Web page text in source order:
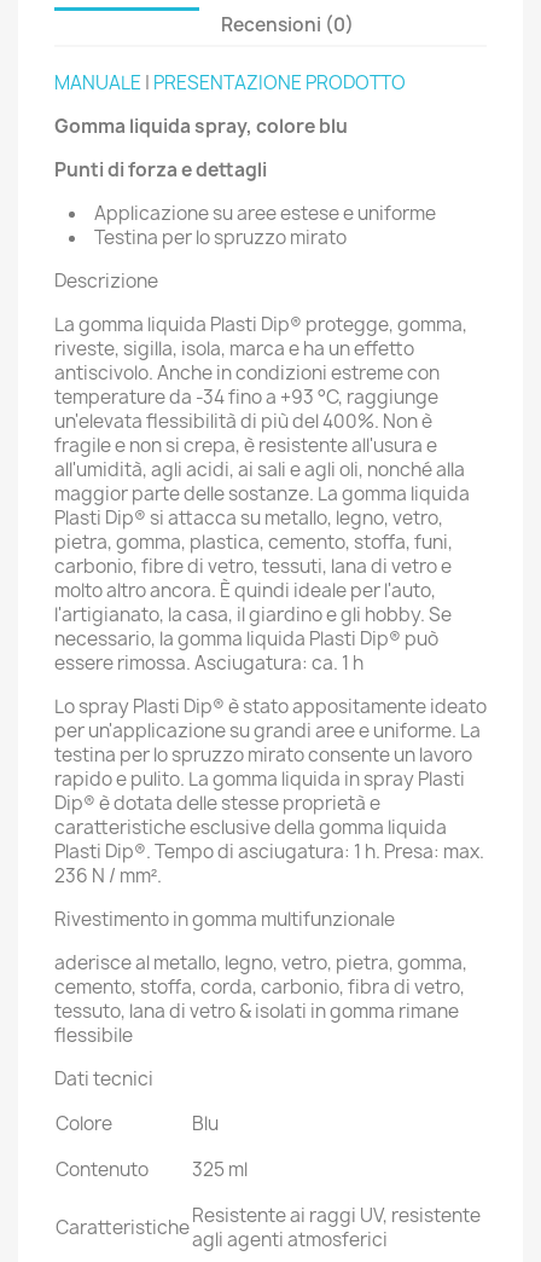
Recensioni (0)
MANUALE| PRESENTAZIONE PRODOTTO
Gomma liquida spray, colore blu
Punti di forza e dettagli
Applicazione su aree estese e uniforme
Testina per lo spruzzo mirato
Descrizione
La gomma liquida Plasti Dip® protegge, gomma,
riveste, sigilla, isola, marca e ha un effetto
antiscivolo. Anche in condizioni estreme con
temperature da -34 fino a +93 °C, raggiunge
un'elevata flessibilità di più del 400%. Non è
fragile e non si crepa, è resistente all'usura e
all'umidità, agli acidi, ai sali e agli oli, nonché alla
maggior parte delle sostanze. La gomma liquida
Plasti Dip® si attacca su metallo, legno, vetro,
pietra, gomma, plastica, cemento, stoffa, funi,
carbonio, fibre di vetro, tessuti, lana di vetro e
molto altro ancora. È quindi ideale per l'auto,
l'artigianato, la casa, il giardino e gli hobby. Se
necessario, la gomma liquida Plasti Dip® può
essere rimossa. Asciugatura: ca. 1 h
Lo spray Plasti Dip® è stato appositamente ideato
per un'applicazione su grandi aree e uniforme. La
testina per lo spruzzo mirato consente un lavoro
rapido e pulito. La gomma liquida in spray Plasti
Dip® è dotata delle stesse proprietà e
caratteristiche esclusive della gomma liquida
Plasti Dip®. Tempo di asciugatura: 1 h. Presa: max.
236 N / mm².
Rivestimento in gomma multifunzionale
aderisce al metallo, legno, vetro, pietra, gomma,
cemento, stoffa, corda, carbonio, fibra di vetro,
tessuto, lana di vetro & isolati in gomma rimane
flessibile
Dati tecnici
Colore
Blu
Contenuto
325 ml
CaratteristicheResistente ai raggi UV, resistente
agli agenti atmosferici